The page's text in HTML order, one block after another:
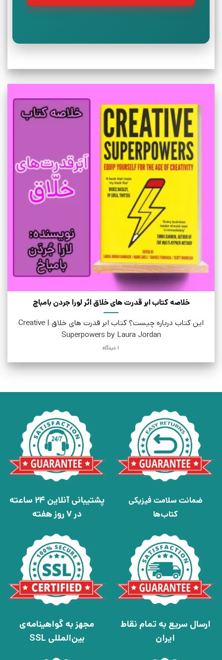
خلاصه کتاب ابر قدرت های خلاق اثر لورا جردن بامباچ
این کتاب درباره چیست؟ کتاب ابر قدرت های خلاق | Creative
Superpowers by Laura Jordan
1 دیدگاه
ضمانت سلامت فیزیکی
کتاب‌ها
پشتیبانی آنلاین 24 ساعته
در 7 روز هفته
ارسال سریع به تمام نقاط
ایران
مجهز به گواهینامه‌ی
بین‌المللی SSL